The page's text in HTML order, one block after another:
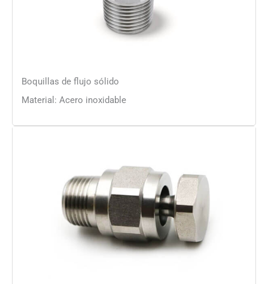
Boquillas de flujo sólido
Material: Acero inoxidable